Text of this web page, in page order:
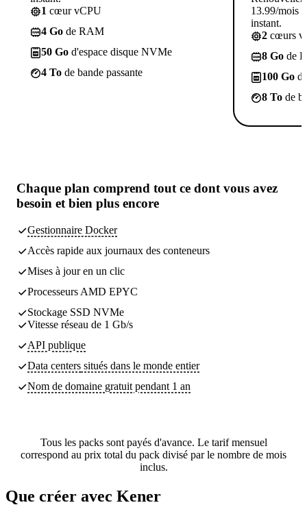
1 cœur vCPU
4 Go de RAM
50 Go d'espace disque NVMe
4 To de bande passante
13.99/mois
instant.
2 cœurs
8 Go de
100 Go
8 To de
Chaque plan comprend tout ce dont vous avez
besoin et bien plus encore
Gestionnaire Docker
Accès rapide aux journaux des conteneurs
Mises à jour en un clic
Processeurs AMD EPYC
Stockage SSD NVMe
Vitesse réseau de 1 Gb/s
API publique
Data centers situés dans le monde entier
Nom de domaine gratuit pendant 1 an
Tous les packs sont payés d'avance. Le tarif mensuel
correspond au prix total du pack divisé par le nombre de mois
inclus.
Que créer avec Kener